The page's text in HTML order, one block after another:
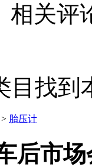
相关评
目找到
> 胎压计
后市场